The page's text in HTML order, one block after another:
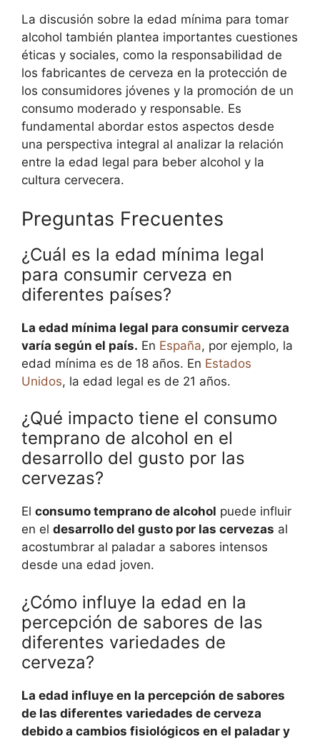
La discusión sobre la edad mínima para tomar
alcohol también plantea importantes cuestiones
éticas y sociales, como la responsabilidad de
los fabricantes de cerveza en la protección de
los consumidores jóvenes y la promoción de un
consumo moderado y responsable. Es
fundamental abordar estos aspectos desde
una perspectiva integral al analizar la relación
entre la edad legal para beber alcohol y la
cultura cervecera.
Preguntas Frecuentes
¿Cuál es la edad mínima legal
para consumir cerveza en
diferentes países?
La edad mínima legal para consumir cerveza
varía según el país. En España, por ejemplo, la
edad mínima es de 18 años. En Estados
Unidos, la edad legal es de 21 años.
¿Qué impacto tiene el consumo
temprano de alcohol en el
desarrollo del gusto por las
cervezas?
El consumo temprano de alcohol puede influir
en el desarrollo del gusto por las cervezas al
acostumbrar al paladar a sabores intensos
desde una edad joven.
¿Cómo influye la edad en la
percepción de sabores de las
diferentes variedades de
cerveza?
La edad influye en la percepción de sabores
de las diferentes variedades de cerveza
debido a cambios fisiológicos en el paladar y